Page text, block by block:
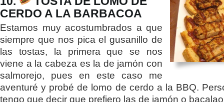
CERDO A LA BARBACOA
Estamos muy acostumbrados a que
siempre que nos pica el gusanillo de
las tostas, la primera que se nos
viene a la cabeza es la de jamón con
salmorejo, pues en este caso me
aventuré y probé de lomo de cerdo a la BBQ.
tengo que decir que prefiero las de jamón o